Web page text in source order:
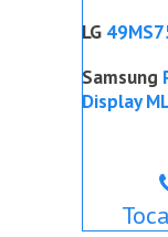
LG
Samsung
Display